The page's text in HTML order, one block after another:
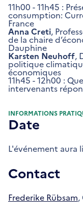
11h00 - 11h45 :
consumption:
France
Anna Creti,
de la chaire
Dauphine
Karsten Neuhoff,
politique
économiques
11h45 - 12h00 :
intervenants
INFORMATIONS
Date
L'événement aura
Contact
Frederike Rübsam